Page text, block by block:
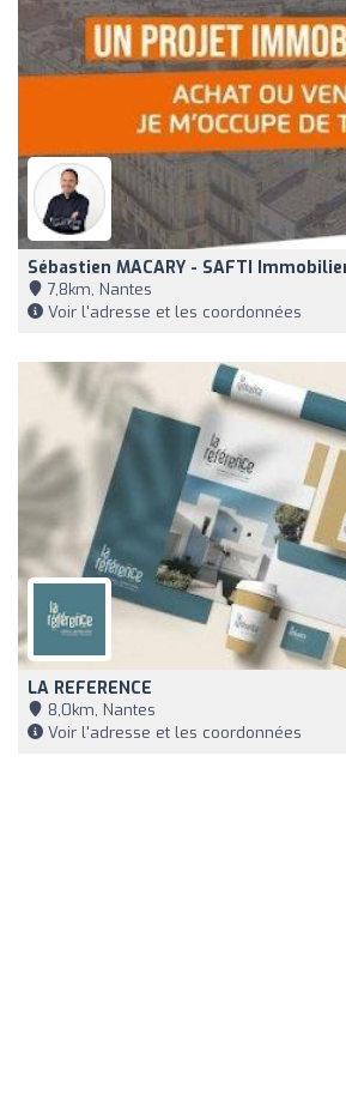
Sébastien MACARY - SAFTI
7,8km, Nantes
Voir l'adresse et les coordonnées
LA REFERENCE
8,0km, Nantes
Voir l'adresse et les coordonnées